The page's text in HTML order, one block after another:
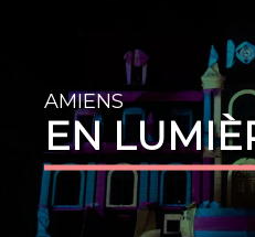
AMIENS
EN